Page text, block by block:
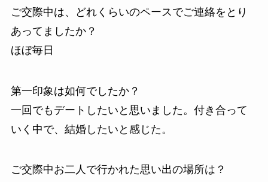
ご交際中は、どれくらいのペースでご連絡をとり
あってましたか？
ほぼ毎日
第一印象は如何でしたか？
一回でもデートしたいと思いました。付き合って
いく中で、結婚したいと感じた。
ご交際中お二人で行かれた思い出の場所は？